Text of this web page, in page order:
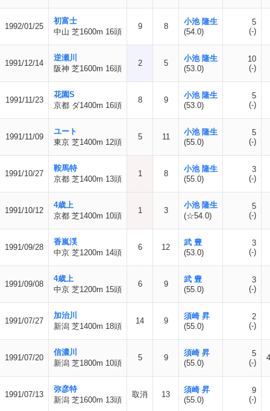
1992/01/25
初富士
中山 芝1600m 16頭
9 8
小池 隆生
(54.0)
5
(-)
1991/12/14
逆瀬川
阪神 芝1600m 16頭
2 5
小池 隆生
(53.0)
10
(-)
1991/11/23
花園S
京都 ダ1400m 16頭
8 9
小池 隆生
(53.0)
5
(-)
1991/11/09
ユート
東京 芝1400m 12頭
5 11
小池 隆生
(55.0)
5
(-)
1991/10/27
鞍馬特
京都 芝1400m 13頭
1 8
小池 隆生
(55.0)
3
(-)
1991/10/12
4歳上
京都 芝1400m 10頭
1 3
小池 隆生
(☆54.0)
5
(-)
1991/09/28
香嵐渓
中京 芝1200m 14頭
6 12
武 豊
(53.0)
3
(-)
1991/09/08
4歳上
中京 芝1200m 15頭
6 9
武 豊
(55.0)
3
(-)
1991/07/27
加治川
新潟 芝1400m 18頭
14 9
須崎 昇
(55.0)
2
(-)
1991/07/20
信濃川
新潟 芝1800m 10頭
5 9
須崎 昇
(55.0)
5
(-)
1991/07/13
弥彦特
新潟 芝1600m 13頭
取消 13
須崎 昇
(55.0)
9
(-)